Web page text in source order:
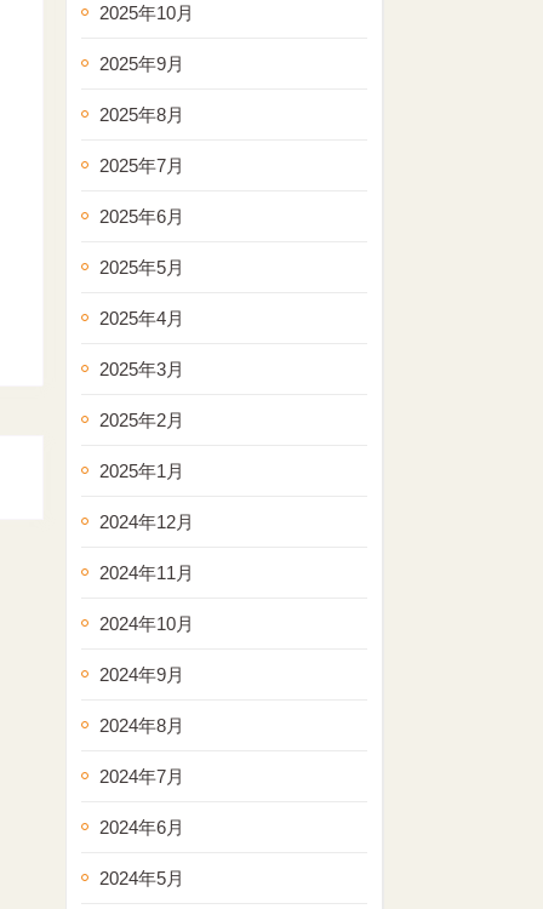
2025年10月
2025年9月
2025年8月
2025年7月
2025年6月
2025年5月
2025年4月
2025年3月
2025年2月
2025年1月
2024年12月
2024年11月
2024年10月
2024年9月
2024年8月
2024年7月
2024年6月
2024年5月